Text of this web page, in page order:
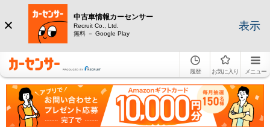
中古車情報カーセンサー
Recruit Co., Ltd.
無料 － Google Play
表示
履歴 お気に入り メニュー